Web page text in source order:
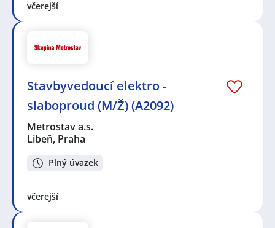
včerejší
Stavbyvedoucí elektro -
slaboproud (M/Ž) (A2092)
Metrostav a.s.
Libeň, Praha
Plný úvazek
včerejší